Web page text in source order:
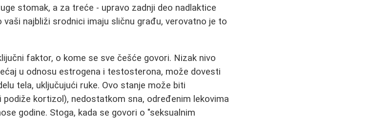
stomak, a za treće - upravo zadnji deo nadlaktice
vaši najbliži srodnici imaju sličnu građu, verovatno je to
faktor, o kome se sve češće govori. Nizak nivo
u odnosu estrogena i testosterona, može dovesti
tela, uključujući ruke. Ovo stanje može biti
kortizol), nedostatkom sna, određenim lekovima
godine. Stoga, kada se govori o "seksualnim